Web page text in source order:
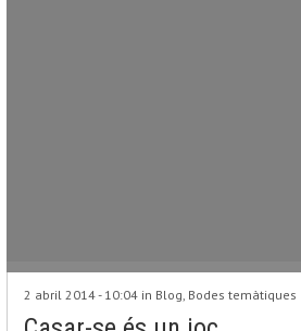
2 abril 2014 - 10:04 in Blog, Bodes temàtiques